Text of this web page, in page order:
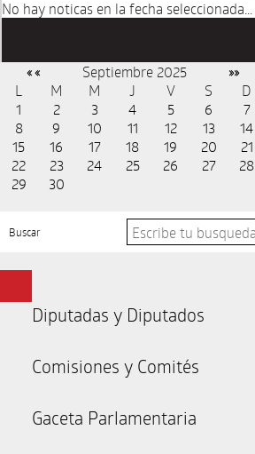
No hay noticas en la fecha seleccionada...
« « Septiembre 2025 »»
L M M J V S
D
1
2 3 4 5 6
7
8
9 10 11 12 13
14
15
16 17 18 19 20
21
22
23 24 25 26 27
28
29
30
Buscar
Diputadas y Diputados
Comisiones y Comités
Gaceta Parlamentaria